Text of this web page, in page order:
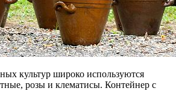
культур широко используются
розы и клематисы. Контейнер с